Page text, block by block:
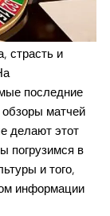
страсть и
последние
матчей
делают этот
погрузимся в
и того,
информации